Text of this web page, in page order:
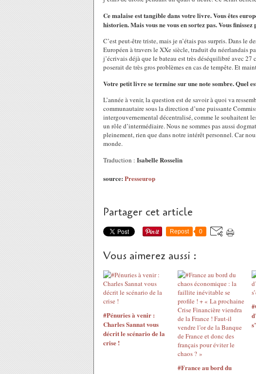
Ce malaise est tangible dans votre livre. Vous êtes
historien. Mais vous ne vous en sortez pas. Vous
C’est peut-être triste, mais je n’étais pas surpris. Dans le
Européen à travers le XXe siècle, traduit du néerlandais
j’écrivais déjà que le bateau est très déséquilibré avec 27
poserait de très gros problèmes en cas de tempête. Et
Votre petit livre se termine sur une note sombre. Quel
L’année à venir, la question est de savoir à quoi va
communautaire sous la direction d’une puissante
intergouvernemental décentralisé, comme le souhaitent
un rôle d’intermédiaire. Nous ne sommes pas aussi
pleinement, rien que dans notre intérêt personnel. Car
monde.
Traduction : Isabelle Rosselin
source: Presseurop
Partager cet article
Repost 0
Vous aimerez aussi :
#Pénuries à venir :
Charles Sannat vous
décrit le scénario de la
crise !
#France au bord du